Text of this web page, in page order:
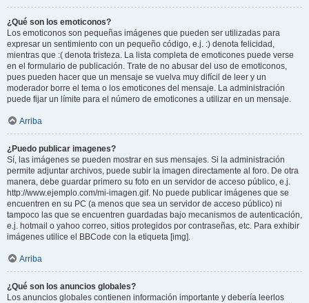
¿Qué son los emoticonos?
Los emoticonos son pequeñas imágenes que pueden ser utilizadas para
expresar un sentimiento con un pequeño código, e.j. :) denota felicidad,
mientras que :( denota tristeza. La lista completa de emoticones puede verse
en el formulario de publicación. Trate de no abusar del uso de emoticonos,
pues pueden hacer que un mensaje se vuelva muy difícil de leer y un
moderador borre el tema o los emoticones del mensaje. La administración
puede fijar un límite para el número de emoticones a utilizar en un mensaje.
Arriba
¿Puedo publicar imagenes?
Sí, las imágenes se pueden mostrar en sus mensajes. Si la administración
permite adjuntar archivos, puede subir la imagen directamente al foro. De otra
manera, debe guardar primero su foto en un servidor de acceso público, e.j.
http://www.ejemplo.com/mi-imagen.gif. No puede publicar imágenes que se
encuentren en su PC (a menos que sea un servidor de acceso público) ni
tampoco las que se encuentren guardadas bajo mecanismos de autenticación,
e.j. hotmail o yahoo correo, sitios protegidos por contraseñas, etc. Para exhibir
imágenes utilice el BBCode con la etiqueta [img].
Arriba
¿Qué son los anuncios globales?
Los anuncios globales contienen información importante y debería leerlos